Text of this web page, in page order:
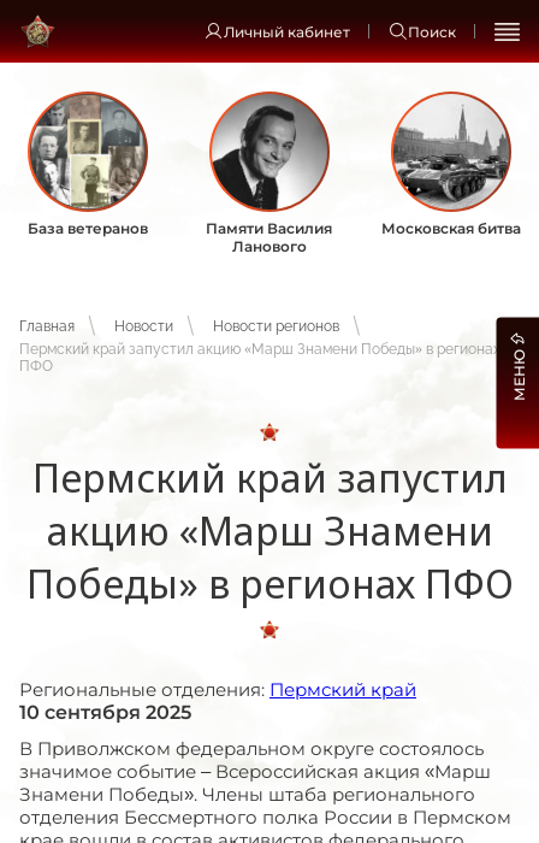
Личный кабинет Поиск
База ветеранов
Памяти Василия
Ланового
Московская битва
Главная Новости
Новости регионов
Пермский край запустил акцию «Марш Знамени Победы» в регионах
ПФО
Пермский край запустил
акцию «Марш Знамени
Победы» в регионах ПФО
Региональные отделения: Пермский край
10 сентября 2025
В Приволжском федеральном округе состоялось
значимое событие – Всероссийская акция «Марш
Знамени Победы». Члены штаба регионального
отделения Бессмертного полка России в Пермском
МЕНЮ